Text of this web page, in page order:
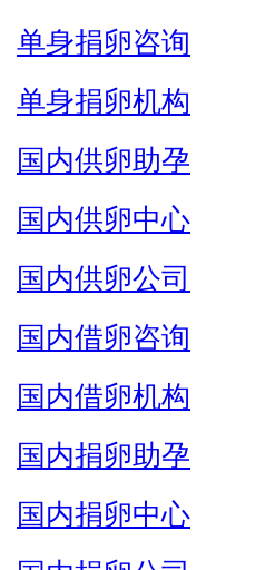
单身捐卵咨询
单身捐卵机构
国内供卵助孕
国内供卵中心
国内供卵公司
国内借卵咨询
国内借卵机构
国内捐卵助孕
国内捐卵中心